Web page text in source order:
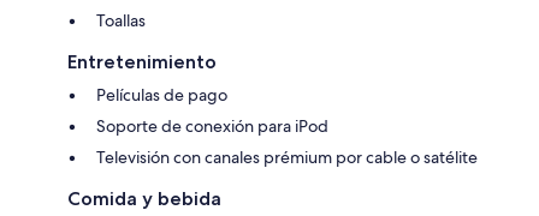
Toallas
Entretenimiento
Películas de pago
Soporte de conexión para iPod
Televisión con canales prémium por cable o satélite
Comida y bebida